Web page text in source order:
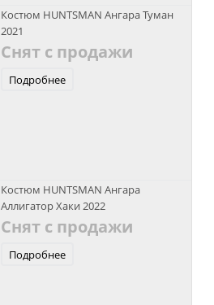
Костюм HUNTSMAN Ангара Туман
2021
Снят с продажи
Подробнее
Костюм HUNTSMAN Ангара
Аллигатор Хаки 2022
Снят с продажи
Подробнее